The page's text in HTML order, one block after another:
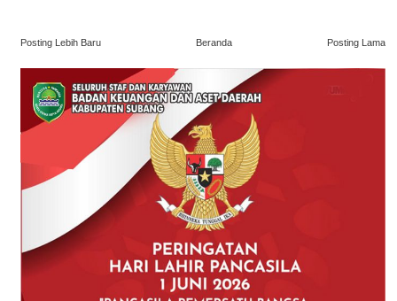
Posting Lebih Baru Posting Lama
Beranda